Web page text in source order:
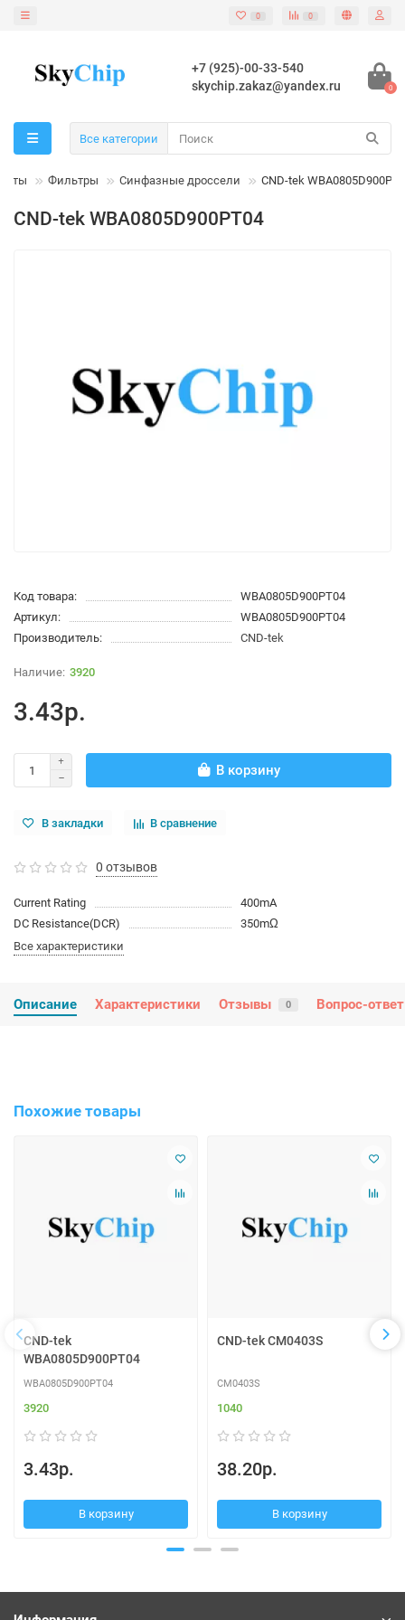
0 0
+7 (925)-00-33-540
skychip.zakaz@yandex.ru
0
Все категории
Фильтры Синфазные дроссели CND-tek
CND-tek WBA0805D900PT04
Код товара:
WBA0805D900PT04
Артикул:
WBA0805D900PT04
Производитель:
CND-tek
3920
3.43р.
В корзину
В закладки В сравнение
0 отзывов
Current Rating
400mA
DC Resistance(DCR)
350mΩ
Все характеристики
Описание Характеристики Отзывы 0 Вопрос-ответ
Похожие товары
CND-tek
WBA0805D900PT04
WBA0805D900PT04
3920
3.43р.
В корзину
CND-tek CM0403S
CM0403S
1040
38.20р.
В корзину